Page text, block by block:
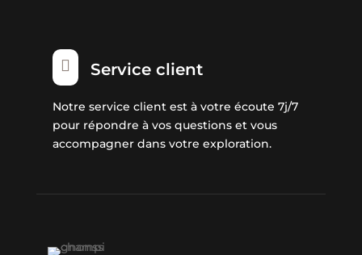
 Service client
Notre service client est à votre écoute 7j/7
pour répondre à vos questions et vous
accompagner dans votre exploration.